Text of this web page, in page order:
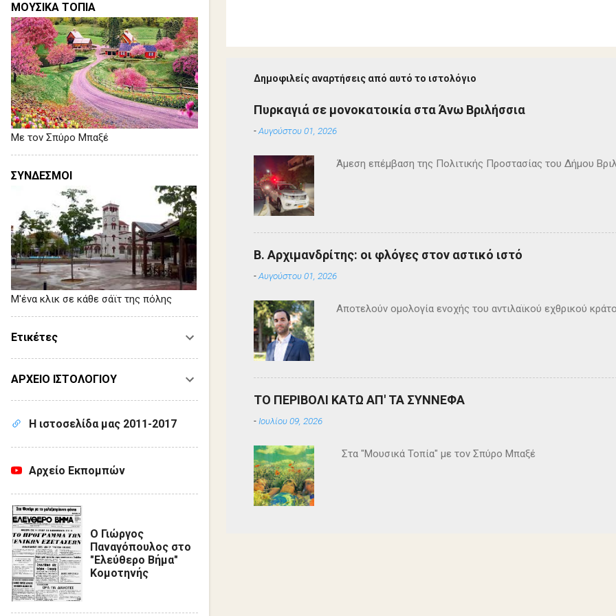
Δημοφιλείς αναρτήσεις από αυτό το ιστολόγιο
Πυρκαγιά σε μονοκατοικία στα Άνω Βριλήσσια
-Αυγούστου 01, 2026
Άμεση επέμβαση της Πολιτικής Προστασίας του Δήμου
Β. Αρχιμανδρίτης: οι φλόγες στον αστικό ιστό
-Αυγούστου 01, 2026
Αποτελούν ομολογία ενοχής του αντιλαϊκού εχθρικού
ΤΟ ΠΕΡΙΒΟΛΙ ΚΑΤΩ ΑΠ' ΤΑ ΣΥΝΝΕΦΑ
- Ιουλίου 09, 2026
Στα "Μουσικά Τοπία" με τον Σπύρο Μπαξέ
ΜΟΥΣΙΚΑ ΤΟΠΙΑ
Με τον Σπύρο Μπαξέ
ΣΥΝΔΕΣΜΟΙ
Μ'ένα κλικ σε κάθε σάϊτ της πόλης
Ετικέτες
ΑΡΧΕΙΟ ΙΣΤΟΛΟΓΙΟΥ
Η ιστοσελίδα μας 2011-2017
Αρχείο Εκπομπών
Ο Γιώργος
Παναγόπουλος στο
"Ελεύθερο Βήμα"
Κομοτηνής